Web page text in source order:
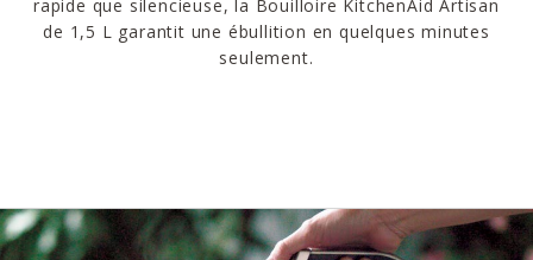
rapide que silencieuse, la Bouilloire KitchenAid Artisan
de 1,5 L garantit une ébullition en quelques minutes
seulement.